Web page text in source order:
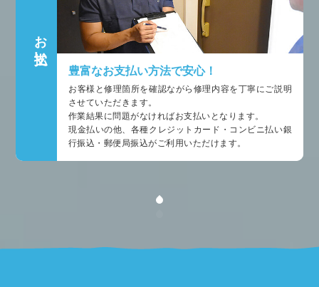
お支払い
豊富なお支払い方法で安心！
お客様と修理箇所を確認ながら修理内容を丁寧にご説明
させていただきます。
作業結果に問題がなければお支払いとなります。
現金払いの他、各種クレジットカード・コンビニ払い銀
行振込・郵便局振込がご利用いただけます。